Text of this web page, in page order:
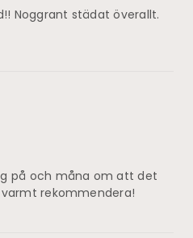
Noggrant städat överallt.
på och måna om att det
rekommendera!